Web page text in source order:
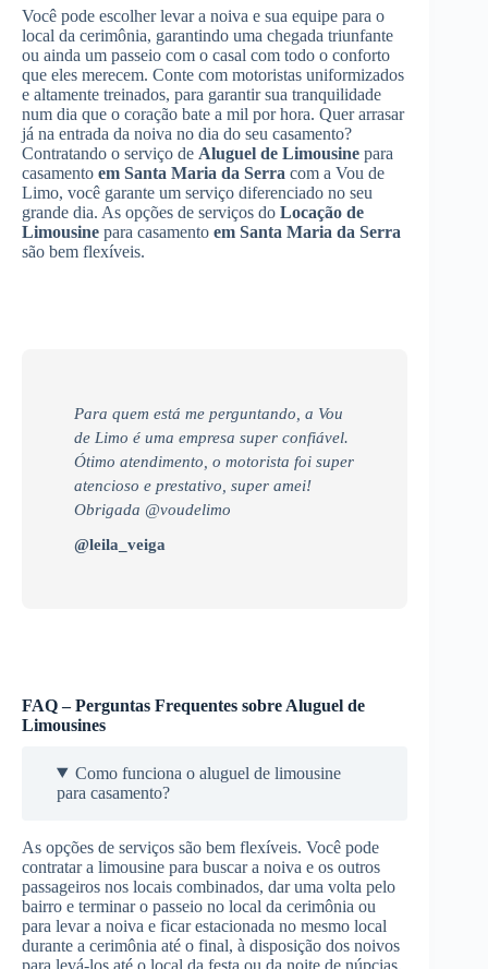
Você pode escolher levar a noiva e sua equipe para o
local da cerimônia, garantindo uma chegada triunfante
ou ainda um passeio com o casal com todo o conforto
que eles merecem. Conte com motoristas uniformizados
e altamente treinados, para garantir sua tranquilidade
num dia que o coração bate a mil por hora. Quer arrasar
já na entrada da noiva no dia do seu casamento?
Contratando o serviço de Aluguel de Limousine para
casamento em Santa Maria da Serra com a Vou de
Limo, você garante um serviço diferenciado no seu
grande dia. As opções de serviços do Locação de
Limousine para casamento em Santa Maria da Serra
são bem flexíveis.
Para quem está me perguntando, a Vou
de Limo é uma empresa super confiável.
Ótimo atendimento, o motorista foi super
atencioso e prestativo, super amei!
Obrigada @voudelimo
@leila_veiga
FAQ – Perguntas Frequentes sobre Aluguel de
Limousines
Como funciona o aluguel de limousine
para casamento?
As opções de serviços são bem flexíveis. Você pode
contratar a limousine para buscar a noiva e os outros
passageiros nos locais combinados, dar uma volta pelo
bairro e terminar o passeio no local da cerimônia ou
para levar a noiva e ficar estacionada no mesmo local
durante a cerimônia até o final, à disposição dos noivos
para levá-los até o local da festa ou da noite de núpcias.